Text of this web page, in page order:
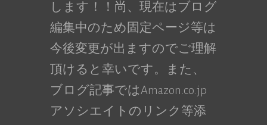
します！！尚、現在はブログ
編集中のため固定ページ等は
今後変更が出ますのでご理解
頂けると幸いです。また、
ブログ記事ではAmazon.co.jp
アソシエイトのリンク等添